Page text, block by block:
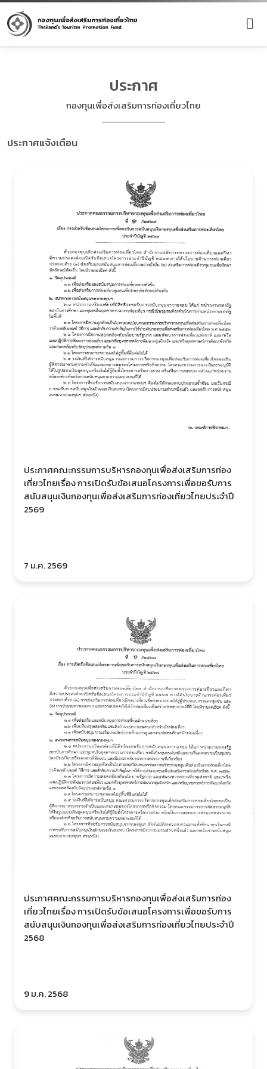
ประกาศ
กองทุนเพื่อส่งเสริมการท่องเที่ยวไทย
ประกาศแจ้งเตือน
ประกาศคณะกรรมการบริหารกองทุนเพื่อส่งเสริมการท่อง
เที่ยวไทยเรื่อง การเปิดรับข้อเสนอโครงการเพื่อขอรับการ
สนับสนุนเงินกองทุนเพื่อส่งเสริมการท่องเที่ยวไทยประจำปี
2569
7 ม.ค. 2569
ประกาศคณะกรรมการบริหารกองทุนเพื่อส่งเสริมการท่อง
เที่ยวไทยเรื่อง การเปิดรับข้อเสนอโครงการเพื่อขอรับการ
สนับสนุนเงินกองทุนเพื่อส่งเสริมการท่องเที่ยวไทยประจำปี
2568
9 ม.ค. 2568